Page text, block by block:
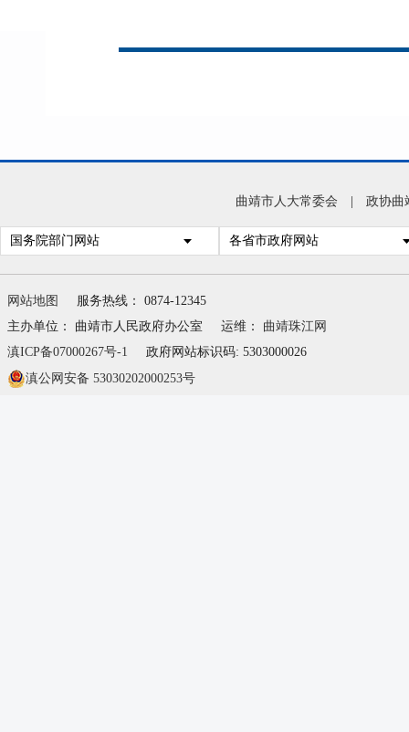
曲靖市人大常委会 政协曲
国务院部门网站 各省市政府网站
网站地图
服务热线： 0874-12345
主办单位： 曲靖市人民政府办公室
运维： 曲靖珠江网
滇ICP备07000267号-1
政府网站标识码: 5303000026
滇公网安备 53030202000253号